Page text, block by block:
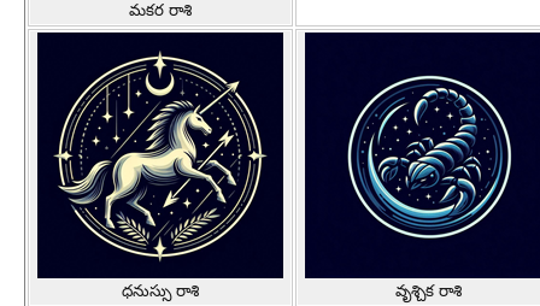
మకర రాశి
ధనుస్సు రాశి వృశ్చిక రాశి